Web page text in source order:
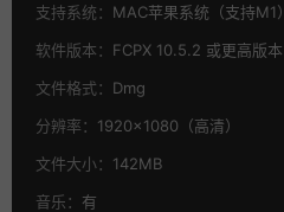
支持系统： MAC苹果系统（支持M1）
软件版本： FCPX 10.5.2 或更高版本
文件格式： Dmg
分辨率： 1920×1080（高清）
文件大小： 142MB
音乐： 有